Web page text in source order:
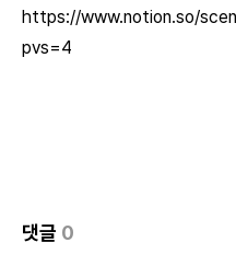
https://www.notion.so/
pvs=4
댓글 0